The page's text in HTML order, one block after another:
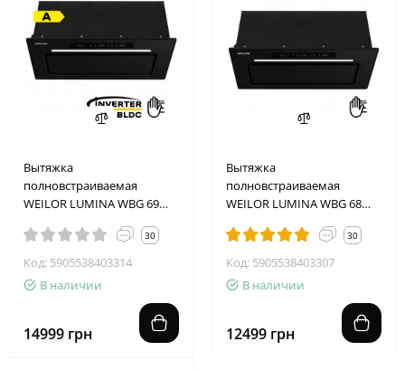
Вытяжка
полновстраиваемая
WEILOR LUMINA WBG 69
30
Код: 5905538403314
В наличии
14999 грн
Вытяжка
полновстраиваемая
WEILOR LUMINA WBG 68
30
Код: 5905538403307
В наличии
12499 грн